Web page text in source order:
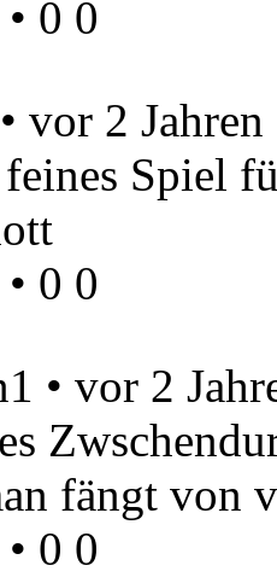
• 0 0
• vor 2 Jahren
Spiel
• 0 0
• vor 2
fängt von
• 0 0